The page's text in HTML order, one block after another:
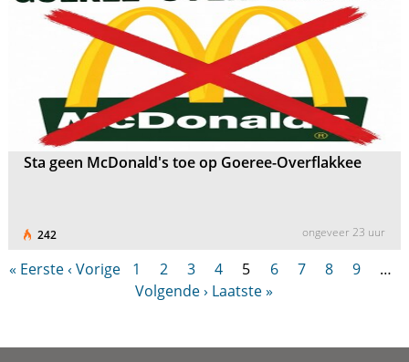
Sta geen McDonald's toe op Goeree-Overflakkee
242 ongeveer 23 uur
« Eerste‹ Vorige 1 2 3 4 5 6 7 8 9
…
Volgende › Laatste »